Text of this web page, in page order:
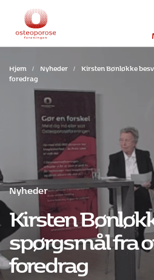
Hjem / Nyheder / Kirsten Bønløkke
foredrag
Nyheder
Kirsten
spørgsmål fra
foredrag